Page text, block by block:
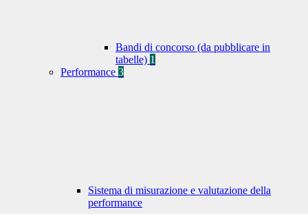
Bandi di concorso (da pubblicare in
tabelle) 1
Performance 3
Sistema di misurazione e valutazione della
performance